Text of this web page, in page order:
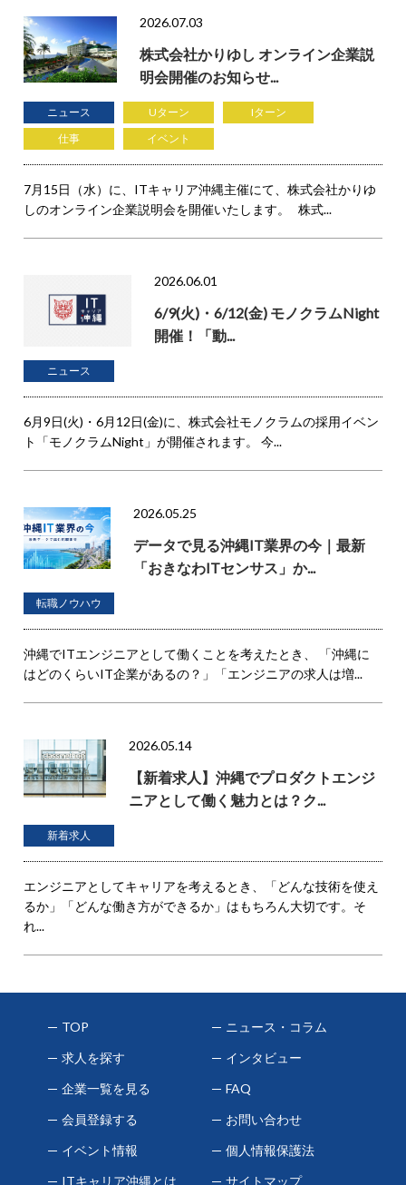
2026.07.03
株式会社かりゆし オンライン企業説
明会開催のお知らせ...
ニュース Uターン
Iターン
仕事
イベント
7月15日（水）に、ITキャリア沖縄主催にて、株式会社かりゆ
しのオンライン企業説明会を開催いたします。 株式...
2026.06.01
6/9(火)・6/12(金) モノクラムNight
開催！「動...
ニュース
6月9日(火)・6月12日(金)に、株式会社モノクラムの採用イベン
ト「モノクラムNight」が開催されます。 今...
2026.05.25
データで見る沖縄IT業界の今｜最新
「おきなわITセンサス」か...
転職ノウハウ
沖縄でITエンジニアとして働くことを考えたとき、 「沖縄に
はどのくらいIT企業があるの？」「エンジニアの求人は増...
2026.05.14
【新着求人】沖縄でプロダクトエンジ
ニアとして働く魅力とは？ク...
新着求人
エンジニアとしてキャリアを考えるとき、「どんな技術を使え
るか」「どんな働き方ができるか」はもちろん大切です。そ
れ...
TOP
求人を探す
企業一覧を見る
会員登録する
イベント情報
ITキャリア沖縄とは
ニュース・コラム
インタビュー
FAQ
お問い合わせ
個人情報保護法
サイトマップ